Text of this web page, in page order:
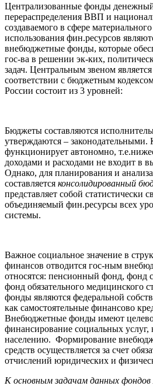
Централизованные фонды денежный
перераспределения ВВП и
создаваемого в сфере
использования фин.ресурсов
внебюджетные фонды, которые
гос-ва в решении эк-ких,
задач. Центральным звеном
соответствии с бюджетным
России состоит из 3 уровней:
Бюджеты составляются
утверждаются –
функционирует автономно,
доходами и расходами не входит в
Однако, для планирования и
составляется консолидированный
представляет собой статистически
объединяемый фин.ресурсы всех
системы.
Важное социальное значение в
финансов отводится гос-ным
относятся: пенсионный фонд, фонд
фонд обязательного медицинского
фонды являются федеральной
как самостоятельные финансово
Внебюджетные фонды имеют
финансирование социальных услуг,
населению. Формирование
средств осуществляется за счет
отчислений юридических и
К основным задачам данных